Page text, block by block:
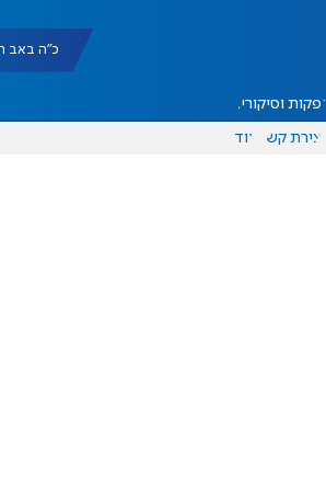
כ"ה באב תשפ"ו
הפקות וסיקורים
יצירת קשר עוד